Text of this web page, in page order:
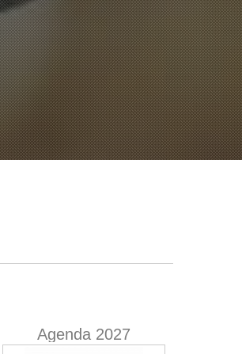
Agenda 2027